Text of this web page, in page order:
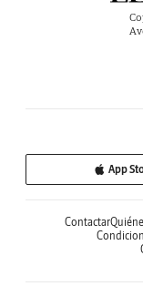
App
Contactar